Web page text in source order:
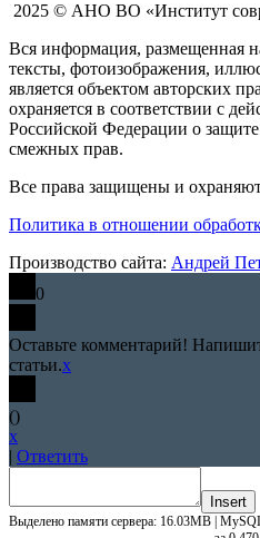
2025 © АНО ВО «Институт
Вся информация, размещенная
тексты, фотоизображения,
является объектом авторских
охраняется в соответствии с
Российской Федерации о
смежных прав.
Все права защищены и
Политика в отношении
Производство сайта: Андрей
0
Оставьте комментарий!
статьи.x
()
x
| Ответить
Insert
Выделено памяти сервера: 16.03MB |